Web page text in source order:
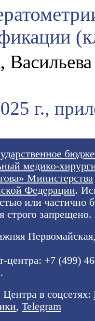
г.,
медико-
Министерства
Федерации.
или частично
строго запрещено.
центра: +7 (499)
в соцсетях:
, Telegram